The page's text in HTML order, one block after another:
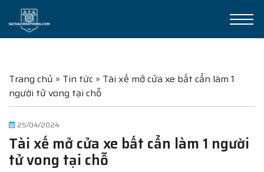
Trang chủ » Tin tức » Tài xế mở cửa xe bất cẩn làm 1
người tử vong tại chỗ
25/04/2024
Tài xế mở cửa xe bất cẩn làm 1 người
tử vong tại chỗ